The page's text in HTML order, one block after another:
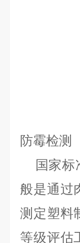
防霉检测
国家标
般是通过
测定塑料
等级评估